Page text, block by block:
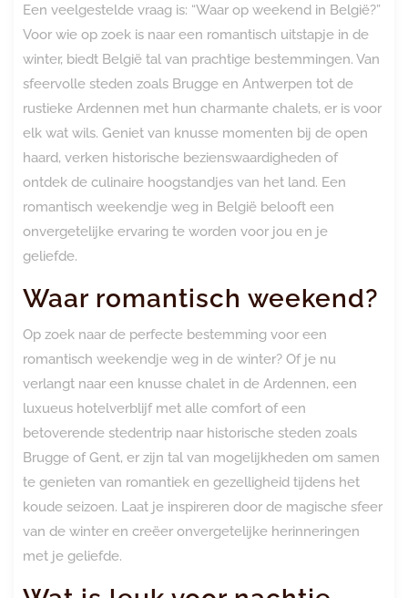
Een veelgestelde vraag is: “Waar op weekend in België?”
Voor wie op zoek is naar een romantisch uitstapje in de
winter, biedt België tal van prachtige bestemmingen. Van
sfeervolle steden zoals Brugge en Antwerpen tot de
rustieke Ardennen met hun charmante chalets, er is voor
elk wat wils. Geniet van knusse momenten bij de open
haard, verken historische bezienswaardigheden of
ontdek de culinaire hoogstandjes van het land. Een
romantisch weekendje weg in België belooft een
onvergetelijke ervaring te worden voor jou en je
geliefde.
Waar romantisch weekend?
Op zoek naar de perfecte bestemming voor een
romantisch weekendje weg in de winter? Of je nu
verlangt naar een knusse chalet in de Ardennen, een
luxueus hotelverblijf met alle comfort of een
betoverende stedentrip naar historische steden zoals
Brugge of Gent, er zijn tal van mogelijkheden om samen
te genieten van romantiek en gezelligheid tijdens het
koude seizoen. Laat je inspireren door de magische sfeer
van de winter en creëer onvergetelijke herinneringen
met je geliefde.